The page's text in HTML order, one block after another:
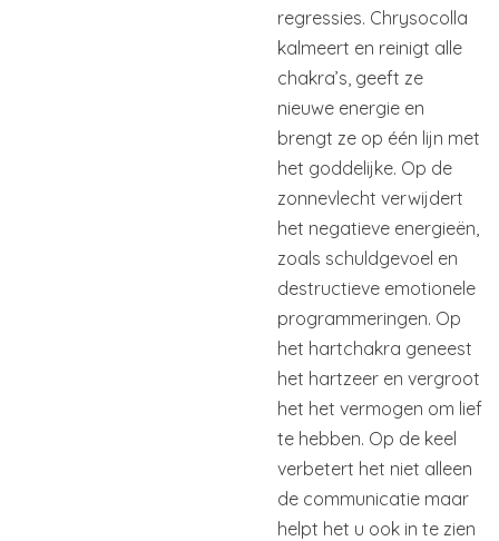
regressies. Chrysocolla
kalmeert en reinigt alle
chakra’s, geeft ze
nieuwe energie en
brengt ze op één lijn met
het goddelijke. Op de
zonnevlecht verwijdert
het negatieve energieën,
zoals schuldgevoel en
destructieve emotionele
programmeringen. Op
het hartchakra geneest
het hartzeer en vergroot
het het vermogen om lief
te hebben. Op de keel
verbetert het niet alleen
de communicatie maar
helpt het u ook in te zien